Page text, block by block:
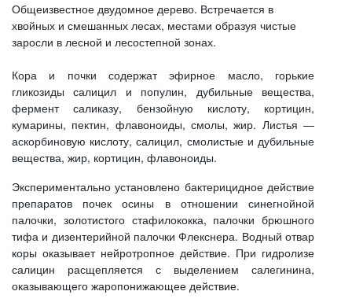
Общеизвестное двудомное дерево. Встречается в
хвойных и смешанных лесах, местами образуя чистые
заросли в лесной и лесостепной зонах.
Кора и почки содержат эфирное масло, горькие
гликозиды салицил и популин, дубильные вещества,
фермент саликазу, бензойную кислоту, кортицин,
кумарины, пектин, флавоноиды, смолы, жир. Листья —
аскорбиновую кислоту, салицил, смолистые и дубильные
вещества, жир, кортицин, флавоноиды.
Экспериментально установлено бактерицидное действие
препаратов почек осины в отношении синегнойной
палочки, золотистого стафилококка, палочки брюшного
тифа и дизентерийной палочки Флекснера. Водный отвар
коры оказывает нейротропное действие. При гидролизе
салицин расщепляется с выделением салегинина,
оказывающего жаропонижающее действие.